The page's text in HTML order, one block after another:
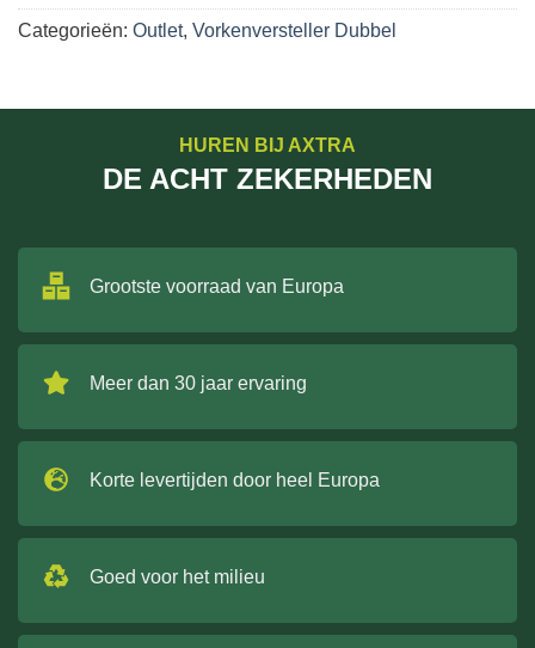
Categorieën: Outlet, Vorkenversteller Dubbel
HUREN BIJ AXTRA
DE ACHT ZEKERHEDEN
Grootste voorraad van Europa
Meer dan 30 jaar ervaring
Korte levertijden door heel Europa
Goed voor het milieu